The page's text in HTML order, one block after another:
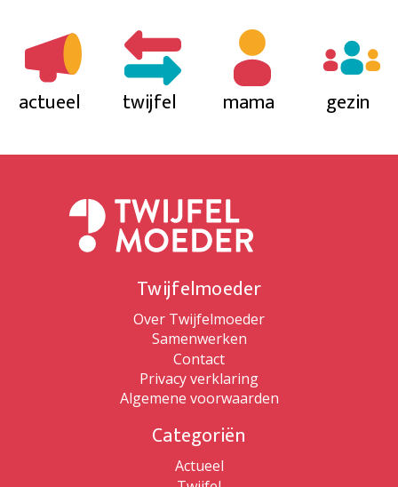
actueel twijfel mama gezin
Twijfelmoeder
Over Twijfelmoeder
Samenwerken
Contact
Privacy verklaring
Algemene voorwaarden
Categoriën
Actueel